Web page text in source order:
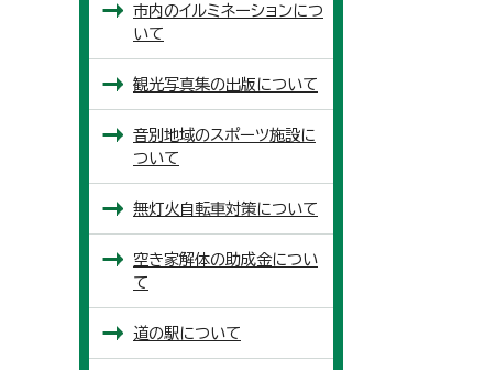
市内のイルミネーションにつ
いて
観光写真集の出版について
音別地域のスポーツ施設に
ついて
無灯火自転車対策について
空き家解体の助成金につい
て
道の駅について